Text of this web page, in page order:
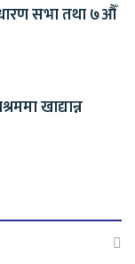
सभा तथा ७औँ
खाद्यान्न